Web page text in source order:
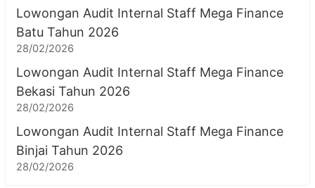
Lowongan Audit Internal Staff Mega Finance
Batu Tahun 2026
28/02/2026
Lowongan Audit Internal Staff Mega Finance
Bekasi Tahun 2026
28/02/2026
Lowongan Audit Internal Staff Mega Finance
Binjai Tahun 2026
28/02/2026